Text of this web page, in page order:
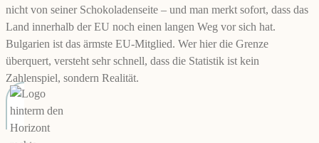
nicht von seiner Schokoladenseite – und man merkt sofort, dass das
Land innerhalb der EU noch einen langen Weg vor sich hat.
Bulgarien ist das ärmste EU-Mitglied. Wer hier die Grenze
überquert, versteht sehr schnell, dass die Statistik ist kein
Zahlenspiel, sondern Realität.